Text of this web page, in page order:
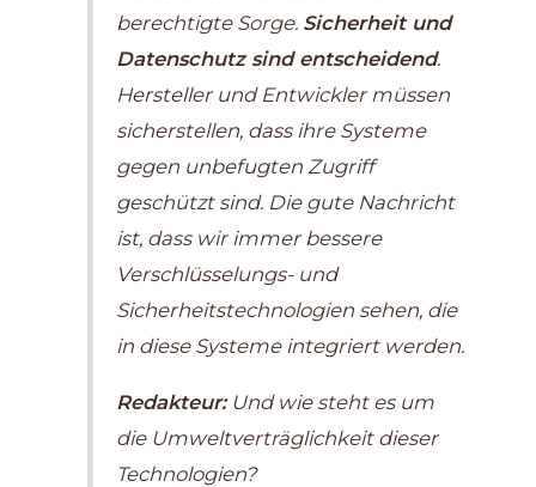
berechtigte Sorge. Sicherheit und
Datenschutz sind entscheidend.
Hersteller und Entwickler müssen
sicherstellen, dass ihre Systeme
gegen unbefugten Zugriff
geschützt sind. Die gute Nachricht
ist, dass wir immer bessere
Verschlüsselungs- und
Sicherheitstechnologien sehen, die
in diese Systeme integriert werden.
Redakteur:Und wie steht es um
die Umweltverträglichkeit dieser
Technologien?